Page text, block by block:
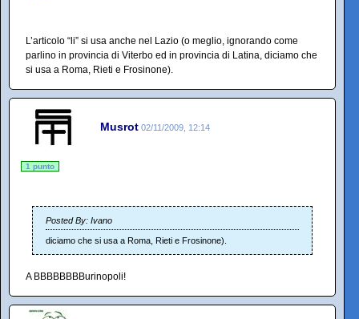
L’articolo “li” si usa anche nel Lazio (o meglio, ignorando come
parlino in provincia di Viterbo ed in provincia di Latina, diciamo che
si usa a Roma, Rieti e Frosinone).
Musrot 02/11/2009, 12:14
1 punto
Posted By: Ivano
diciamo che si usa a Roma, Rieti e Frosinone).
A BBBBBBBBurinopoli!